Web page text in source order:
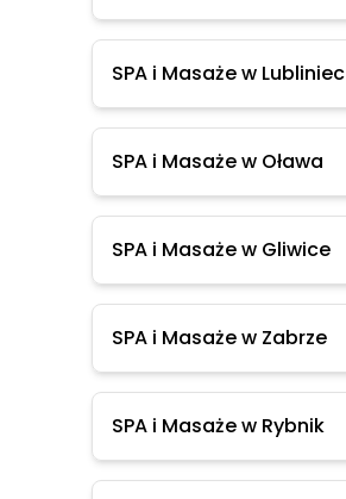
SPA i Masaże w Lubliniec
SPA i Masaże w Oława
SPA i Masaże w Gliwice
SPA i Masaże w Zabrze
SPA i Masaże w Rybnik